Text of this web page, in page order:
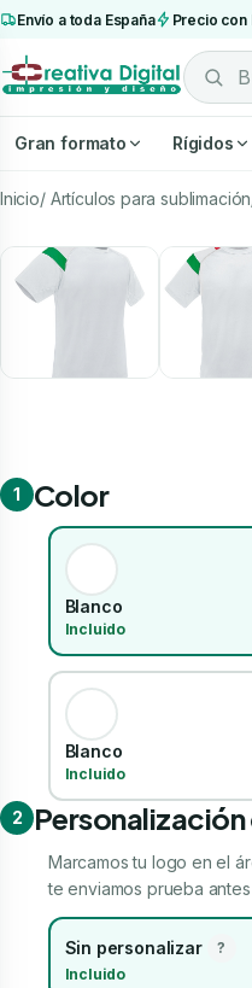
Envío a toda España Precio con
Gran formato Rígidos
Inicio Artículos para sublimación
1 Color
Blanco
Incluido
Blanco
Incluido
2
Marcamos tu logo en el
te enviamos prueba
Sin personalizar
?
Incluido